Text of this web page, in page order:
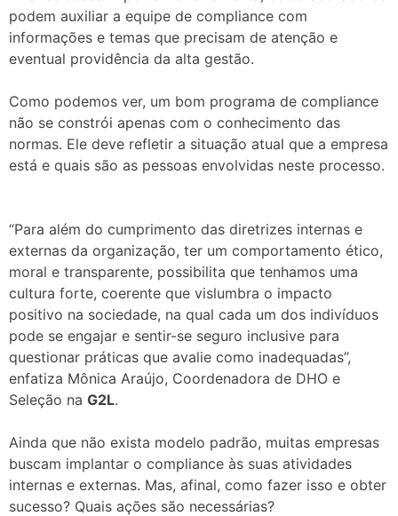
podem auxiliar a equipe de compliance com
informações e temas que precisam de atenção e
eventual providência da alta gestão.
Como podemos ver, um bom programa de compliance
não se constrói apenas com o conhecimento das
normas. Ele deve refletir a situação atual que a empresa
está e quais são as pessoas envolvidas neste processo.
“Para além do cumprimento das diretrizes internas e
externas da organização, ter um comportamento ético,
moral e transparente, possibilita que tenhamos uma
cultura forte, coerente que vislumbra o impacto
positivo na sociedade, na qual cada um dos indivíduos
pode se engajar e sentir-se seguro inclusive para
questionar práticas que avalie como inadequadas”,
enfatiza Mônica Araújo, Coordenadora de DHO e
Seleção na G2L.
Ainda que não exista modelo padrão, muitas empresas
buscam implantar o compliance às suas atividades
internas e externas. Mas, afinal, como fazer isso e obter
sucesso? Quais ações são necessárias?